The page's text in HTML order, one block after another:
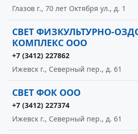
Глазов г., 70 лет Октября ул., д. 1
СВЕТ ФИЗКУЛЬТУРНО-
КОМПЛЕКС ООО
+7 (3412) 227862
Ижевск г., Северный пер., д. 61
СВЕТ ФОК ООО
+7 (3412) 227374
Ижевск г., Северный пер., д. 61